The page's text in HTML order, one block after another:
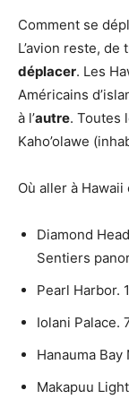
Comment se
L’avion reste,
déplacer. Les
Américains
à l’autre. Toutes
Kaho’olawe
Où aller à Hawaii
Diamond
Sentiers
Pearl Harbor.
Iolani Palace.
Hanauma
Makapuu